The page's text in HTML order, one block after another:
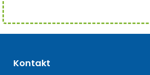
Kontakt